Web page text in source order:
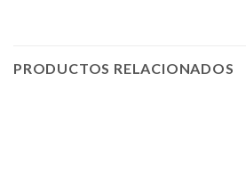
PRODUCTOS RELACIONADOS